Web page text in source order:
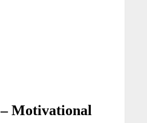
Motivational